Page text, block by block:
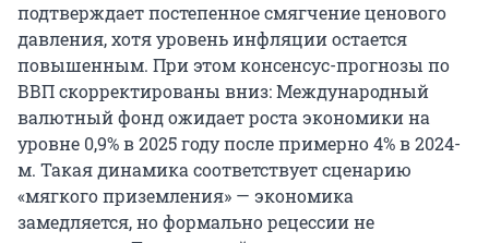
подтверждает постепенное смягчение ценового
давления, хотя уровень инфляции остается
повышенным. При этом консенсус-прогнозы по
ВВП скорректированы вниз: Международный
валютный фонд ожидает роста экономики на
уровне 0,9% в 2025 году после примерно 4% в 2024-
м. Такая динамика соответствует сценарию
«мягкого приземления» — экономика
замедляется, но формально рецессии не